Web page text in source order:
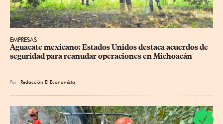
EMPRESAS
Aguacate mexicano: Estados Unidos destaca acuerdos de
seguridad para reanudar operaciones en Michoacán
Por Redacción El Economista